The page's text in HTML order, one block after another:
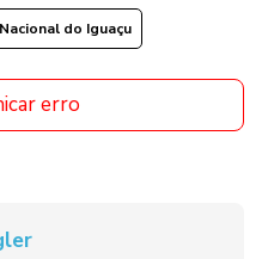
do Iguaçu
erro